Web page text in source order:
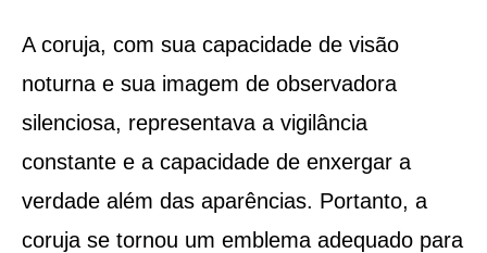
A coruja, com sua capacidade de visão
noturna e sua imagem de observadora
silenciosa, representava a vigilância
constante e a capacidade de enxergar a
verdade além das aparências. Portanto, a
coruja se tornou um emblema adequado para